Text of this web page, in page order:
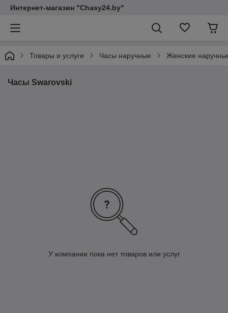
Интернет-магазин "Chasy24.by"
Товары и услуги Часы наручные Женские
Часы Swarovski
У компании пока нет товаров или услуг